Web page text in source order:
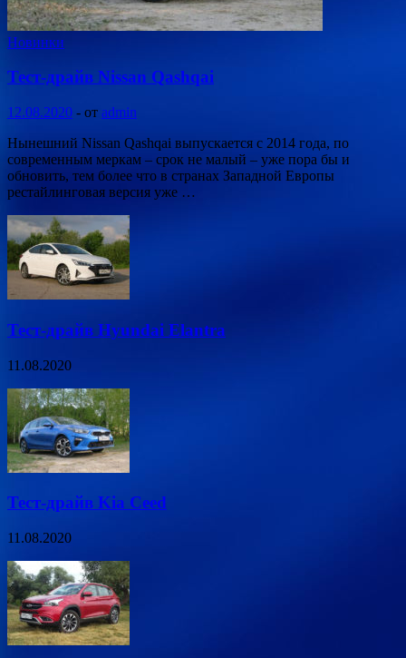
Новинки
Тест-драйв Nissan Qashqai
12.08.2020 - от admin
Нынешний Nissan Qashqai выпускается с 2014 года, по
современным меркам – срок не малый – уже пора бы и
обновить, тем более что в странах Западной Европы
рестайлинговая версия уже …
Тест-драйв Hyundai Elantra
11.08.2020
Тест-драйв Kia Ceed
11.08.2020